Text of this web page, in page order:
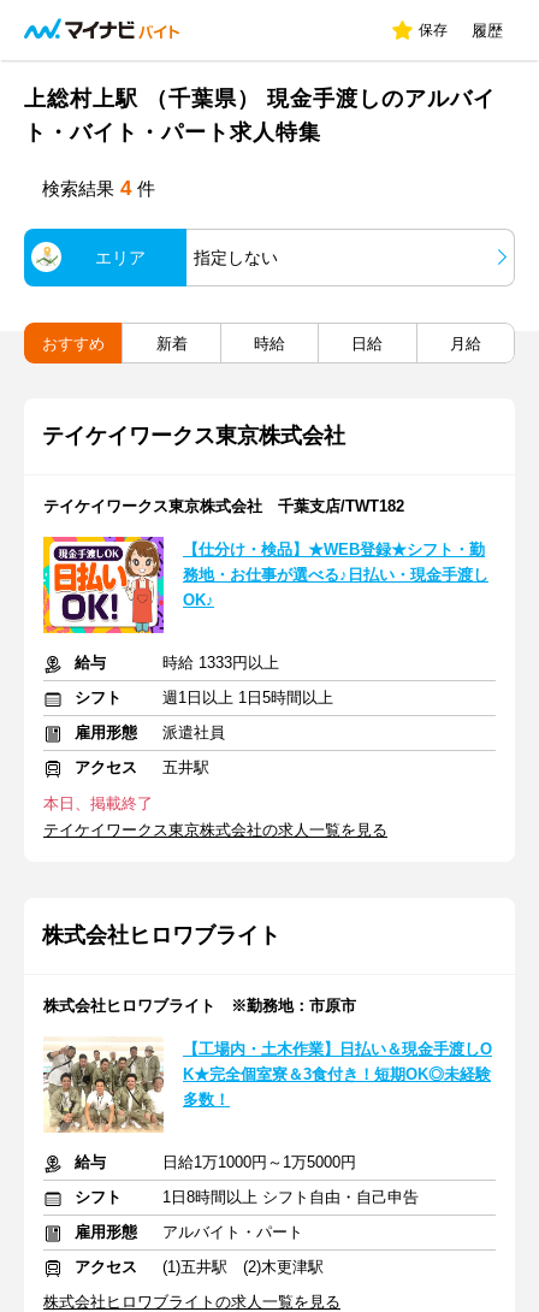
保存 履歴
上総村上駅 （千葉県） 現金手渡しのアルバイ
ト・バイト・パート求人特集
検索結果 4 件
エリア 指定しない
おすすめ 新着 時給 日給 月給
テイケイワークス東京株式会社
テイケイワークス東京株式会社 千葉支店/TWT182
【仕分け・検品】★WEB登録★シフト・勤
務地・お仕事が選べる♪日払い・現金手渡し
OK♪
給与
時給 1333円以上
シフト
週1日以上 1日5時間以上
雇用形態
派遣社員
アクセス
五井駅
本日、掲載終了
テイケイワークス東京株式会社の求人一覧を見る
株式会社ヒロワブライト
株式会社ヒロワブライト ※勤務地：市原市
【工場内・土木作業】日払い＆現金手渡しO
K★完全個室寮＆3食付き！短期OK◎未経験
多数！
給与
日給1万1000円～1万5000円
シフト
1日8時間以上 シフト自由・自己申告
雇用形態
アルバイト・パート
アクセス
(1)五井駅 (2)木更津駅
株式会社ヒロワブライトの求人一覧を見る